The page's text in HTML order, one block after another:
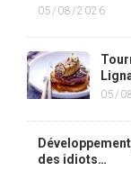
05/08/2026
05/
des idiots…